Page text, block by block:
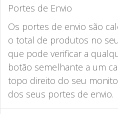
Portes de Envio
Os portes de envio são
o total de produtos no
que pode verificar a
botão semelhante a um
topo direito do seu
dos seus portes de envio.